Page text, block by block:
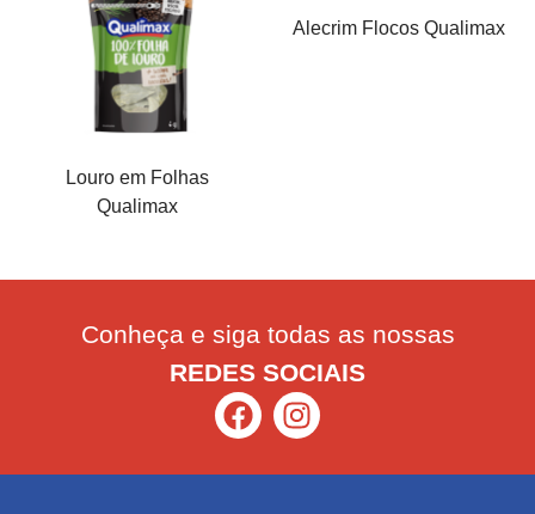
Louro em Folhas
Qualimax
Alecrim Flocos Qualimax
Conheça e siga todas as nossas
REDES SOCIAIS